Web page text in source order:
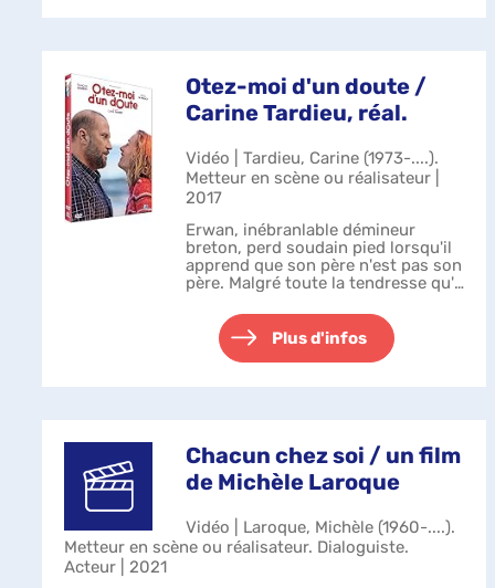
Otez-moi d'un doute /
Carine Tardieu, réal.
Vidéo | Tardieu, Carine (1973-....).
Metteur en scène ou réalisateur |
2017
Erwan, inébranlable démineur
breton, perd soudain pied lorsqu'il
apprend que son père n'est pas son
père. Malgré toute la tendresse qu'il
Erwan enquête discrètement et
retrouve son géniteur : Jo...
Plus d'infos
Chacun chez soi / un film
de Michèle Laroque
Vidéo | Laroque, Michèle (1960-....).
Metteur en scène ou réalisateur. Dialoguiste.
Acteur | 2021